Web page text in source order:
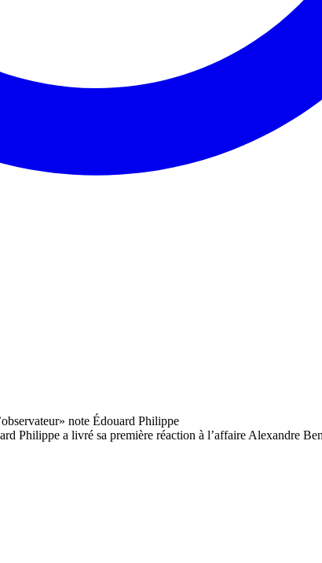
Philippe a livré sa première réaction à l’affaire Alexandre